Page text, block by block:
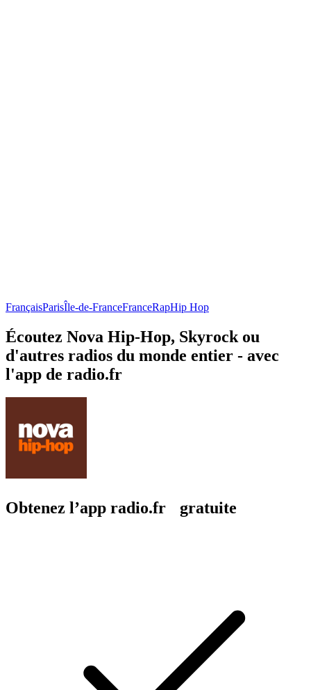
FrançaisParisÎle-de-FranceFranceRapHip Hop
Écoutez Nova Hip-Hop, Skyrock ou
d'autres radios du monde entier - avec
l'app de radio.fr
Obtenez l’app radio.fr gratuite